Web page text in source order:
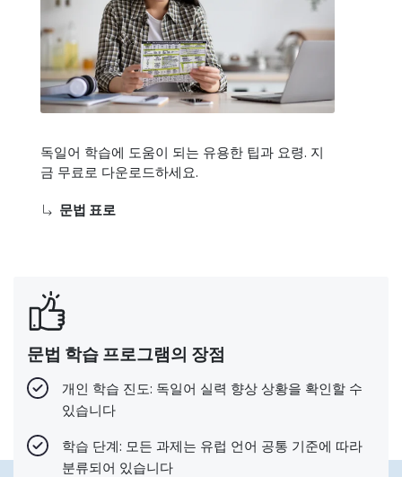
독일어 학습에 도움이 되는 유용한 팁과 요령. 지
금 무료로 다운로드하세요.
문법 표로
문법 학습 프로그램의 장점
개인 학습 진도: 독일어 실력 향상 상황을 확인할 수
있습니다
학습 단계: 모든 과제는 유럽 언어 공통 기준에 따라
분류되어 있습니다